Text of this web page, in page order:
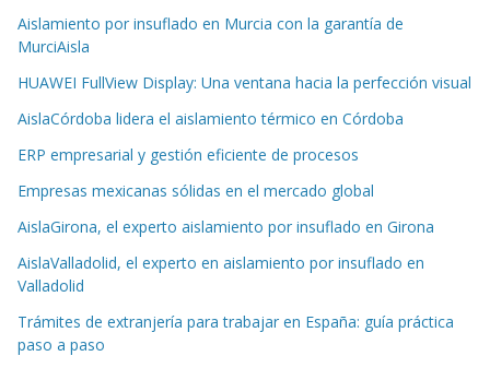
Aislamiento por insuflado en Murcia con la garantía de
MurciAisla
HUAWEI FullView Display: Una ventana hacia la perfección visual
AislaCórdoba lidera el aislamiento térmico en Córdoba
ERP empresarial y gestión eficiente de procesos
Empresas mexicanas sólidas en el mercado global
AislaGirona, el experto aislamiento por insuflado en Girona
AislaValladolid, el experto en aislamiento por insuflado en
Valladolid
Trámites de extranjería para trabajar en España: guía práctica
paso a paso